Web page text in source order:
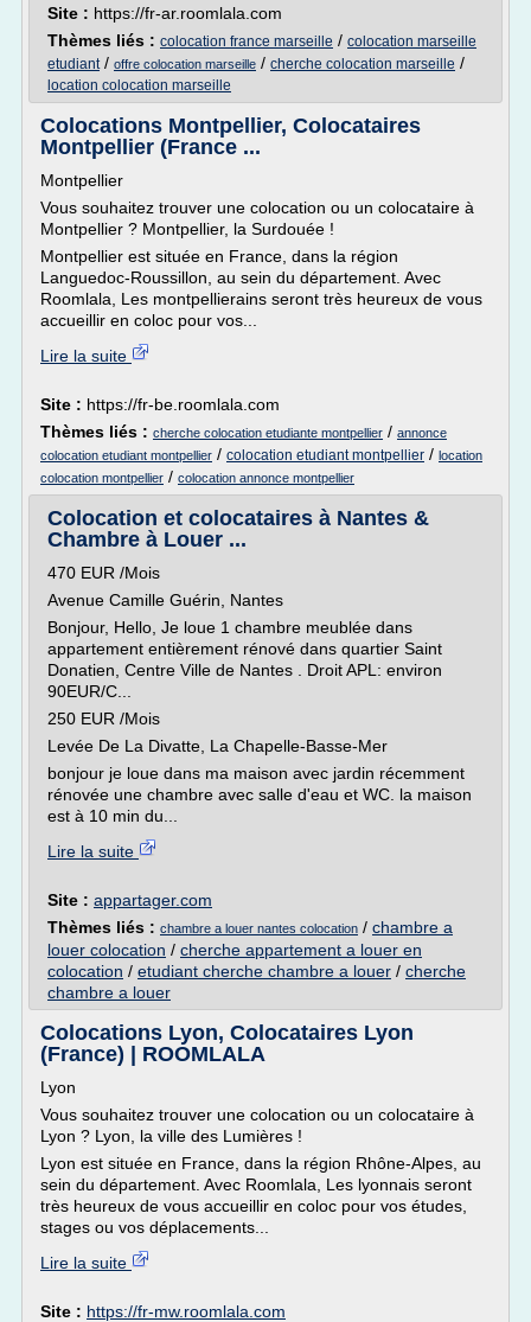
Site : https://fr-ar.roomlala.com
Thèmes liés : colocation france marseille / colocation marseille
etudiant/ offre colocation marseille / cherche colocation marseille /
location colocation marseille
Colocations Montpellier, Colocataires
Montpellier (France ...
Montpellier
Vous souhaitez trouver une colocation ou un colocataire à
Montpellier ? Montpellier, la Surdouée !
Montpellier est située en France, dans la région
Languedoc-Roussillon, au sein du département. Avec
Roomlala, Les montpellierains seront très heureux de vous
accueillir en coloc pour vos...
Lire la suite
Site : https://fr-be.roomlala.com
Thèmes liés : cherche colocation etudiante montpellier / annonce
colocation etudiant montpellier / colocation etudiant montpellier / location
colocation montpellier / colocation annonce montpellier
Colocation et colocataires à Nantes &
Chambre à Louer ...
470 EUR /Mois
Avenue Camille Guérin, Nantes
Bonjour, Hello, Je loue 1 chambre meublée dans
appartement entièrement rénové dans quartier Saint
Donatien, Centre Ville de Nantes . Droit APL: environ
90EUR/C...
250 EUR /Mois
Levée De La Divatte, La Chapelle-Basse-Mer
bonjour je loue dans ma maison avec jardin récemment
rénovée une chambre avec salle d'eau et WC. la maison
est à 10 min du...
Lire la suite
Site : appartager.com
Thèmes liés : chambre a louer nantes colocation / chambre a
louer colocation / cherche appartement a louer en
colocation / etudiant cherche chambre a louer / cherche
chambre a louer
Colocations Lyon, Colocataires Lyon
(France) | ROOMLALA
Lyon
Vous souhaitez trouver une colocation ou un colocataire à
Lyon ? Lyon, la ville des Lumières !
Lyon est située en France, dans la région Rhône-Alpes, au
sein du département. Avec Roomlala, Les lyonnais seront
très heureux de vous accueillir en coloc pour vos études,
stages ou vos déplacements...
Lire la suite
Site : https://fr-mw.roomlala.com